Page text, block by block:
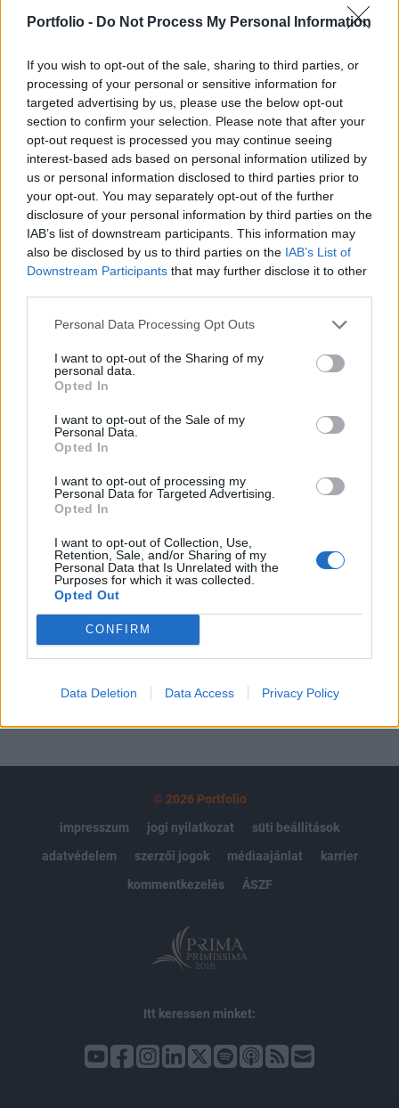
Portfolio - Do Not Process My Personal Information
If you wish to opt-out of the sale, sharing to third parties, or
processing of your personal or sensitive information for
targeted advertising by us, please use the below opt-out
section to confirm your selection. Please note that after your
opt-out request is processed you may continue seeing
interest-based ads based on personal information utilized by
us or personal information disclosed to third parties prior to
your opt-out. You may separately opt-out of the further
disclosure of your personal information by third parties on the
IAB’s list of downstream participants. This information may
also be disclosed by us to third parties on the IAB’s List of
Downstream Participants that may further disclose it to other
Personal Data Processing Opt Outs
I want to opt-out of the Sharing of my
personal data.
Opted In
I want to opt-out of the Sale of my
Personal Data.
Opted In
I want to opt-out of processing my
Personal Data for Targeted Advertising.
Opted In
I want to opt-out of Collection, Use,
Retention, Sale, and/or Sharing of my
Personal Data that Is Unrelated with the
Purposes for which it was collected.
Opted Out
CONFIRM
Data Deletion Data Access Privacy Policy
alapján mintegy 12%-kal lehet olcsóbb idén az
Egyesült Államokban töltött pihenés. A horvát
tenger habjaira vágyók a fenti tényezők alapján
mintegy 8%-kal járhatnak jobban most, mint egy
éve. Vizsgálatunk alapján ha külföldi nyaralást
tervez valaki, érdemes meleg tengerparttal
rendelkező országban gondolkodni.
Bizonyára sokaknak emlékezetes a tavalyi nyár abból a
szempontból is, hogy a forint éppen a főszezon közepére
gyengült történelmi mélypontra az euróval szemben (illetve
a dollárral szemben is komoly mértékben esett), jelentősen
megdrágítva a külföldi nyaralás költségét. Ugyanakkor
éppen ez szolgáltat alapot ahhoz, hogy idén kissé
kevesebbet kelljen fizetni az ugyanazon...
KEDVES OLVASÓNK!
tartozik, melynek olvasása előfizetéses
regisztrációhoz kötött.
Az előfizetés a következőket tartalmazza:
Portfolio.hu teljes cikkarchívum
kötéslistái
MÁR ELŐFIZETŐNK VAGY?BEJELENTKEZÉS
© 2026 Portfolio
impresszum
jogi nyilatkozat
süti beállítások
adatvédelem
szerzői jogok médiaajánlat
karrier
kommentkezelés
ÁSZF
Itt keressen minket: